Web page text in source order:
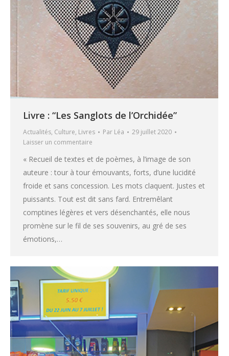
Livre : “Les Sanglots de l’Orchidée”
Actualités, Culture, Livres Par Léa
29 juillet 2020
Laisser un commentaire
« Recueil de textes et de poèmes, à l’image de son
auteure : tour à tour émouvants, forts, d’une lucidité
froide et sans concession. Les mots claquent. Justes et
puissants. Tout est dit sans fard. Entremêlant
comptines légères et vers désenchantés, elle nous
promène sur le fil de ses souvenirs, au gré de ses
émotions,…